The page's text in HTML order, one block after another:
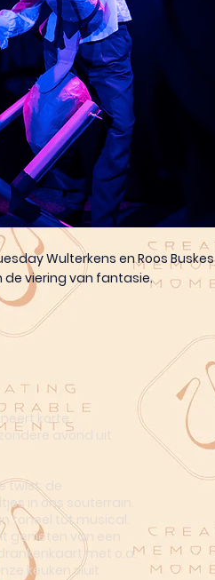
Wulterkens en Roos Buskes
de viering van fantasie.
korte
avond uit
de
in ons souterrain.
toneel tot musical.
genieten van een
met o.a.
keuken sluit